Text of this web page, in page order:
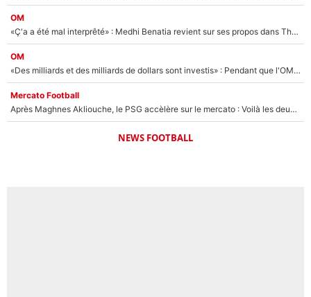
OM
«Ç'a a été mal interprêté» : Medhi Benatia revient sur ses propos dans The Bridge et précise ses conditions pour rejoindre le PSG !
OM
«Des milliards et des milliards de dollars sont investis» : Pendant que l'OM est en pleine crise financière, Frank McCourt lance un nouveau projet à 260M€ !
Mercato Football
Après Maghnes Akliouche, le PSG accèlère sur le mercato : Voilà les deux nouvelles recrues qui vont signer la semaine prochaine ?
NEWS FOOTBALL